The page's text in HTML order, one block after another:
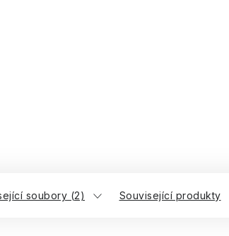
soubory (2) Související produkty